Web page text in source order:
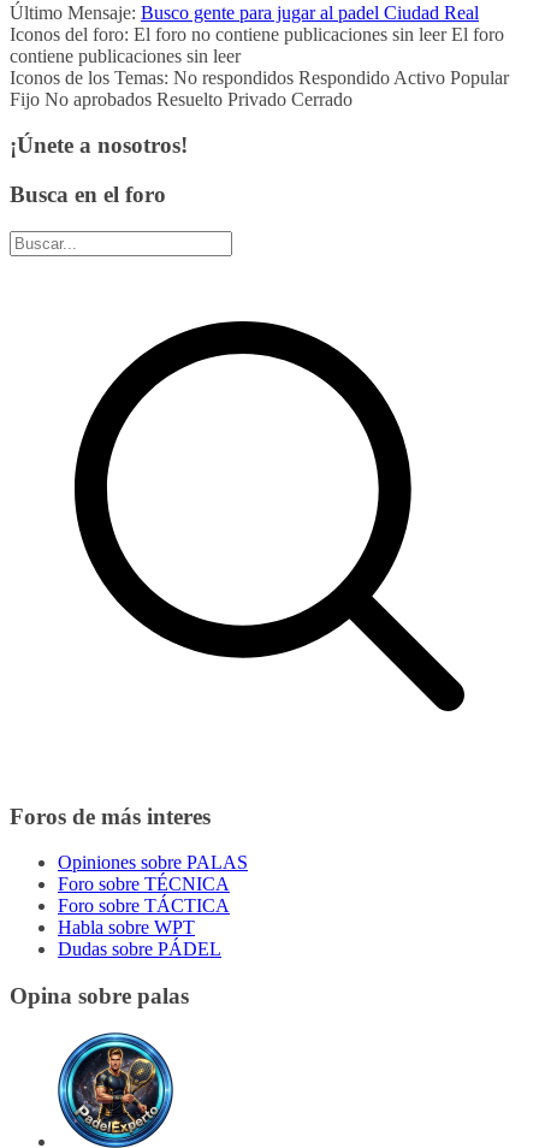
Último Mensaje: Busco gente para jugar al padel Ciudad Real
Iconos del foro: El foro no contiene publicaciones sin leer El foro
contiene publicaciones sin leer
Iconos de los Temas: No respondidos Respondido Activo Popular
Fijo No aprobados Resuelto Privado Cerrado
¡Únete a nosotros!
Busca en el foro
Foros de más interes
Opiniones sobre PALAS
Foro sobre TÉCNICA
Foro sobre TÁCTICA
Habla sobre WPT
Dudas sobre PÁDEL
Opina sobre palas